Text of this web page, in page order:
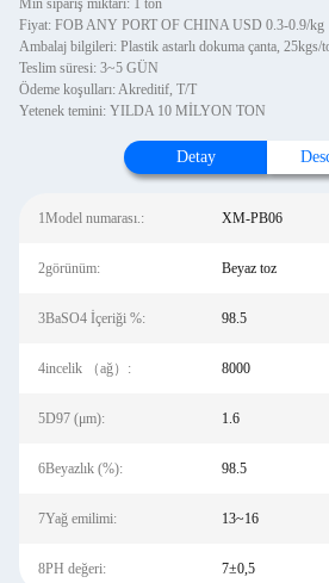
Min sipariş miktarı: 1 ton
Fiyat: FOB ANY PORT OF CHINA USD 0.3-0.9/kg
Ambalaj bilgileri: Plastik astarlı dokuma çanta, 25kgs/
Teslim süresi: 3~5 GÜN
Ödeme koşulları: Akreditif, T/T
Yetenek temini: YILDA 10 MİLYON TON
Detay
1Model numarası.: XM-PB06
2görünüm: Beyaz toz
3BaSO4 İçeriği %: 98.5
4incelik （ağ）: 8000
5D97 (μm): 1.6
6Beyazlık (%): 98.5
7Yağ emilimi: 13~16
8PH değeri: 7±0,5